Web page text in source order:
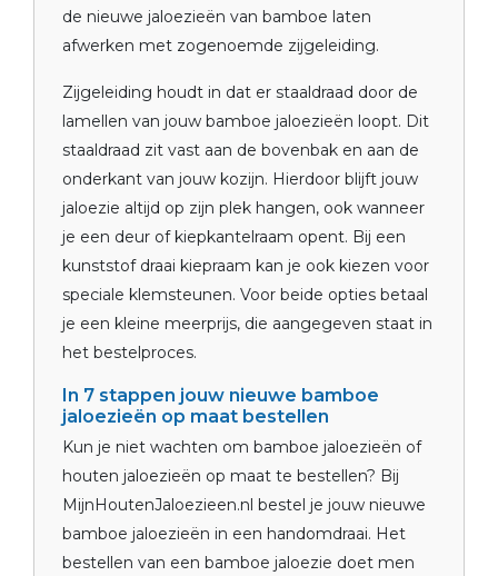
de nieuwe jaloezieën van bamboe laten
afwerken met zogenoemde zijgeleiding.
Zijgeleiding houdt in dat er staaldraad door de
lamellen van jouw bamboe jaloezieën loopt. Dit
staaldraad zit vast aan de bovenbak en aan de
onderkant van jouw kozijn. Hierdoor blijft jouw
jaloezie altijd op zijn plek hangen, ook wanneer
je een deur of kiepkantelraam opent. Bij een
kunststof draai kiepraam kan je ook kiezen voor
speciale klemsteunen. Voor beide opties betaal
je een kleine meerprijs, die aangegeven staat in
het bestelproces.
In 7 stappen jouw nieuwe bamboe
jaloezieën op maat bestellen
Kun je niet wachten om bamboe jaloezieën of
houten jaloezieën op maat te bestellen? Bij
MijnHoutenJaloezieen.nl bestel je jouw nieuwe
bamboe jaloezieën in een handomdraai. Het
bestellen van een bamboe jaloezie doet men